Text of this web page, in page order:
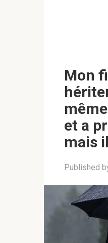
Mon
et a
mais
Published